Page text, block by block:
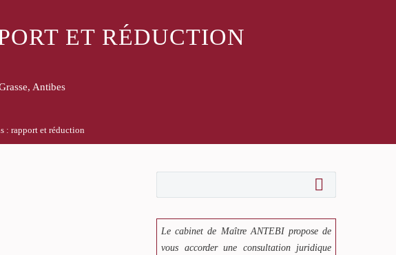
ET RÉDUCTION
Antibes
: rapport et réduction
Le cabinet de Maître ANTEBI propose de
vous accorder une consultation juridique